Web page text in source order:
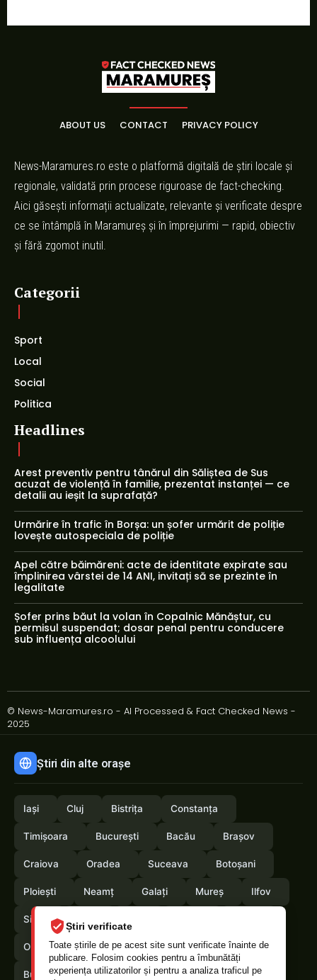
Știri verificate
Toate știrile de pe acest site sunt verificate înainte de
publicare. Folosim cookies pentru a îmbunătăți
experiența utilizatorilor și pentru a analiza traficul pe
ABOUT US CONTACT PRIVACY POLICY
News-Maramures.ro este o platformă digitală de știri locale și
regionale, validată prin procese riguroase de fact-checking.
Aici găsești informații actualizate, relevante și verificate despre
ce se întâmplă în Maramureș și în împrejurimi — rapid, obiectiv
și fără zgomot inutil.
Categorii
Sport
Local
Social
Politica
Headlines
Arest preventiv pentru tânărul din Săliștea de Sus
acuzat de violență în familie, prezentat instanței — ce
detalii au ieșit la suprafață?
Urmărire în trafic în Borșa: un șofer urmărit de poliție
lovește autospeciala de poliție
Apel către băimăreni: acte de identitate expirate sau
împlinirea vârstei de 14 ANI, invitați să se prezinte în
legalitate
Șofer prins băut la volan în Copalnic Mănăștur, cu
permisul suspendat; dosar penal pentru conducere
sub influența alcoolului
© News-Maramures.ro - AI Processed & Fact Checked News -
2025
Știri din alte orașe
Iași Cluj Bistrița Constanța
Timișoara București Bacău Brașov
Craiova Oradea Suceava Botoșani
Ploiești Neamț Galați Mureș Ilfov
Sibiu
Olt Arges Vrancea Satumare
Buzau Braila Calarasi Caras-Severin